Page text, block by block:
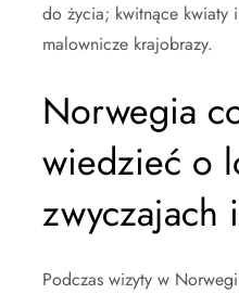
do życia; kwitnące kwiaty
malownicze krajobrazy.
Norwegia
wiedzieć o
zwyczajach
Podczas wizyty w